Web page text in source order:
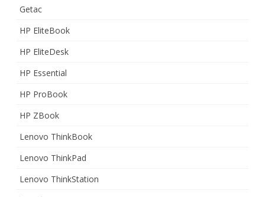
Getac
HP EliteBook
HP EliteDesk
HP Essential
HP ProBook
HP ZBook
Lenovo ThinkBook
Lenovo ThinkPad
Lenovo ThinkStation